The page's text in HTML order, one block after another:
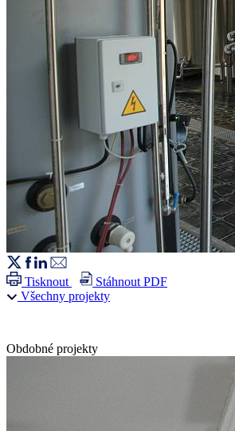
Tisknout
Stáhnout PDF
Všechny projekty
Obdobné projekty